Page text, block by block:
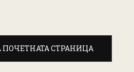
ПОЧЕТНАТА СТРАНИЦА